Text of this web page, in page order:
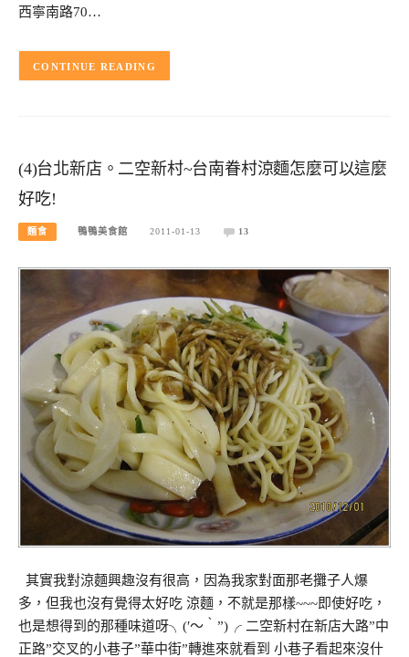
西寧南路70…
CONTINUE READING
(4)台北新店。二空新村~台南眷村涼麵怎麼可以這麼
好吃!
麵食 鴨鴨美食館 2011-01-13 13
其實我對涼麵興趣沒有很高，因為我家對面那老攤子人爆
多，但我也沒有覺得太好吃 涼麵，不就是那樣~~~即使好吃，
也是想得到的那種味道呀╮(′～‵”)╭ 二空新村在新店大路”中
正路”交叉的小巷子”華中街”轉進來就看到 小巷子看起來沒什